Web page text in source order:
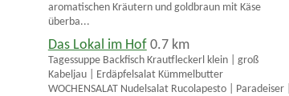
aromatischen Kräutern und goldbraun mit Käse
überba...
Das Lokal im Hof 0.7 km
Tagessuppe Backfisch Krautfleckerl klein | groß
Kabeljau | Erdäpfelsalat Kümmelbutter
WOCHENSALAT Nudelsalat Rucolapesto | Paradeiser |